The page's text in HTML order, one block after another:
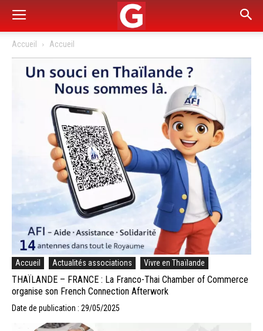
Accueil Accueil
Accueil Actualités associations Vivre en Thaïlande
THAÏLANDE – FRANCE : La Franco-Thai Chamber of Commerce
organise son French Connection Afterwork
Date de publication : 29/05/2025